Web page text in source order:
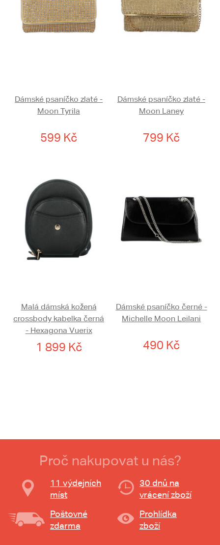
Dámské psaníčko zlaté -
Moon Tyrila
599 Kč
Dámské psaníčko zlaté -
Moon Laney
799 Kč
Malá dámská kožená
crossbody kabelka černá
- Hexagona Vuerix
1 899 Kč
Dámské psaníčko černé -
Michelle Moon Leilani
490 Kč
Proč nakupovat u nás?
11 výdejních
míst
30 dnů na
vrácení zboží
Poštovné
zdarma
Prohlídka
zboží